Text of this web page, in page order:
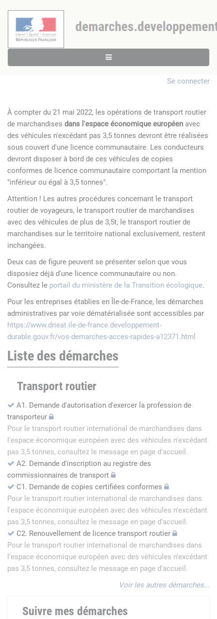
Se connecter
À compter du 21 mai 2022, les opérations de transport routier
de marchandises dans l'espace économique européen avec
des véhicules n'excédant pas 3,5 tonnes devront être réalisées
sous couvert d'une licence communautaire. Les conducteurs
devront disposer à bord de ces véhicules de copies
conformes de licence communautaire comportant la mention
"inférieur ou égal à 3,5 tonnes".
Attention ! Les autres procédures concernant le transport
routier de voyageurs, le transport routier de marchandises
avec des véhicules de plus de 3,5t, le transport routier de
marchandises sur le territoire national exclusivement, restent
inchangées.
Deux cas de figure peuvent se présenter selon que vous
disposiez déjà d'une licence communautaire ou non.
Consultez le portail du ministère de la Transition écologique.
Pour les entreprises établies en Île-de-France, les démarches
administratives par voie dématérialisée sont accessibles par
https://www.drieat.ile-de-france.developpement-
durable.gouv.fr/vos-demarches-acces-rapides-a12371.html
Liste des démarches
Transport routier
A1. Demande d'autorisation d'exercer la profession de
transporteur
Pour le transport routier international de marchandises dans
l'espace économique européen avec des véhicules n'excédant
pas 3,5 tonnes, consultez le message en page d'accueil.
A2. Demande d'inscription au registre des
commissionnaires de transport
C1. Demande de copies certifiées conformes
Pour le transport routier international de marchandises dans
l'espace économique européen avec des véhicules n'excédant
pas 3,5 tonnes, consultez le message en page d'accueil.
C2. Renouvellement de licence transport routier
Pour le transport routier international de marchandises dans
l'espace économique européen avec des véhicules n'excédant
pas 3,5 tonnes, consultez le message en page d'accueil.
Voir les autres démarches...
Suivre mes démarches